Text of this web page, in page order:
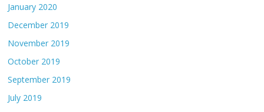
January 2020
December 2019
November 2019
October 2019
September 2019
July 2019